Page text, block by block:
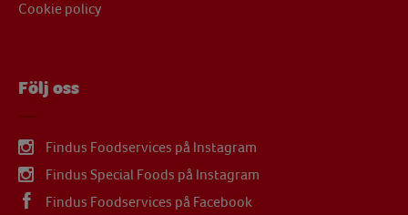
Cookie policy
Följ oss
Findus Foodservices på Instagram
Findus Special Foods på Instagram
Findus Foodservices på Facebook